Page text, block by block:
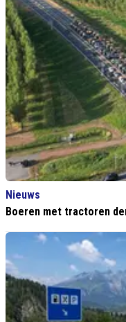
Nieuws
Boeren met tractoren